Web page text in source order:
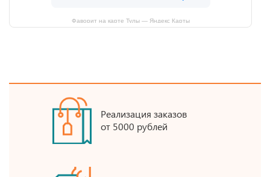
Фаворит на карте Тулы — Яндекс Карты
Реализация заказов
от 5000 рублей